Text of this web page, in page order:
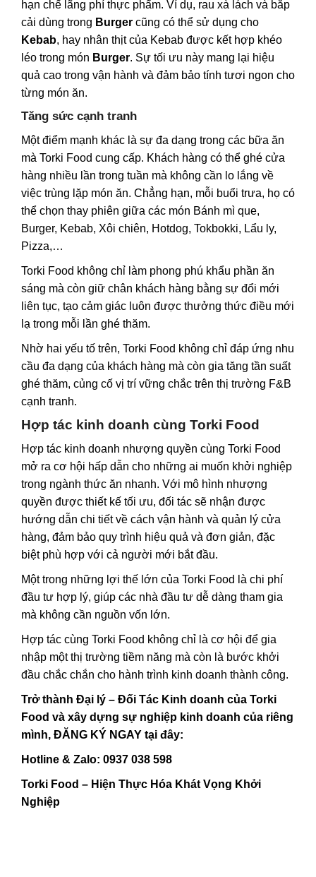
hạn chế lãng phí thực phẩm. Ví dụ, rau xà lách và bắp
cải dùng trong Burger cũng có thể sử dụng cho
Kebab, hay nhân thịt của Kebab được kết hợp khéo
léo trong món Burger. Sự tối ưu này mang lại hiệu
quả cao trong vận hành và đảm bảo tính tươi ngon cho
từng món ăn.
Tăng sức cạnh tranh
Một điểm mạnh khác là sự đa dạng trong các bữa ăn
mà Torki Food cung cấp. Khách hàng có thể ghé cửa
hàng nhiều lần trong tuần mà không cần lo lắng về
việc trùng lặp món ăn. Chẳng hạn, mỗi buổi trưa, họ có
thể chọn thay phiên giữa các món Bánh mì que,
Burger, Kebab, Xôi chiên, Hotdog, Tokbokki, Lẩu ly,
Pizza,…
Torki Food không chỉ làm phong phú khẩu phần ăn
sáng mà còn giữ chân khách hàng bằng sự đổi mới
liên tục, tạo cảm giác luôn được thưởng thức điều mới
lạ trong mỗi lần ghé thăm.
Nhờ hai yếu tố trên, Torki Food không chỉ đáp ứng nhu
cầu đa dạng của khách hàng mà còn gia tăng tần suất
ghé thăm, củng cố vị trí vững chắc trên thị trường F&B
cạnh tranh.
Hợp tác kinh doanh cùng Torki Food
Hợp tác kinh doanh nhượng quyền cùng Torki Food
mở ra cơ hội hấp dẫn cho những ai muốn khởi nghiệp
trong ngành thức ăn nhanh. Với mô hình nhượng
quyền được thiết kế tối ưu, đối tác sẽ nhận được
hướng dẫn chi tiết về cách vận hành và quản lý cửa
hàng, đảm bảo quy trình hiệu quả và đơn giản, đặc
biệt phù hợp với cả người mới bắt đầu.
Một trong những lợi thế lớn của Torki Food là chi phí
đầu tư hợp lý, giúp các nhà đầu tư dễ dàng tham gia
mà không cần nguồn vốn lớn.
Hợp tác cùng Torki Food không chỉ là cơ hội để gia
nhập một thị trường tiềm năng mà còn là bước khởi
đầu chắc chắn cho hành trình kinh doanh thành công.
Trở thành Đại lý – Đối Tác Kinh doanh của Torki
Food và xây dựng sự nghiệp kinh doanh của riêng
mình, ĐĂNG KÝ NGAY tại đây:
Hotline & Zalo: 0937 038 598
Torki Food – Hiện Thực Hóa Khát Vọng Khởi
Nghiệp